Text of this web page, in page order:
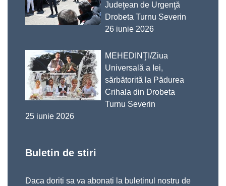
Judeţean de Urgenţă
Drobeta Turnu Severin
26 iunie 2026
MEHEDINŢI/Ziua
Universală a Iei,
sărbătorită la Pădurea
Crihala din Drobeta
Turnu Severin
25 iunie 2026
Buletin de stiri
Daca doriti sa va abonati la buletinul nostru de